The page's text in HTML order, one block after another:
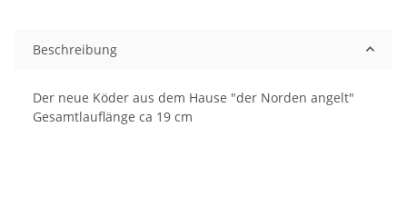
Beschreibung
Der neue Köder aus dem Hause "der Norden angelt"
Gesamtlauflänge ca 19 cm